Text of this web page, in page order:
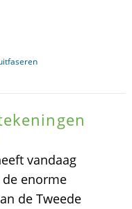
vandaag
enorme
de Tweede